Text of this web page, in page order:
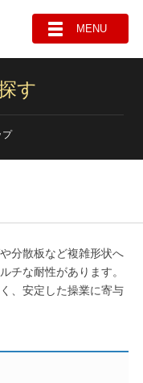
MENU
す
プ
分散板など複雑形状へ
チな耐性があります。
、安定した操業に寄与